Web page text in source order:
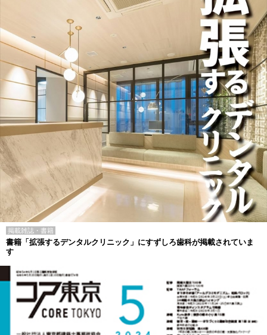
掲載雑誌・書籍
書籍「拡張するデンタルクリニック」にすずしろ歯科が掲載されていま
す